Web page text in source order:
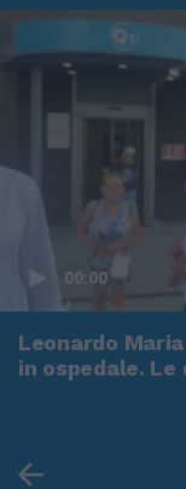
00:00
Leonardo
in ospedale.